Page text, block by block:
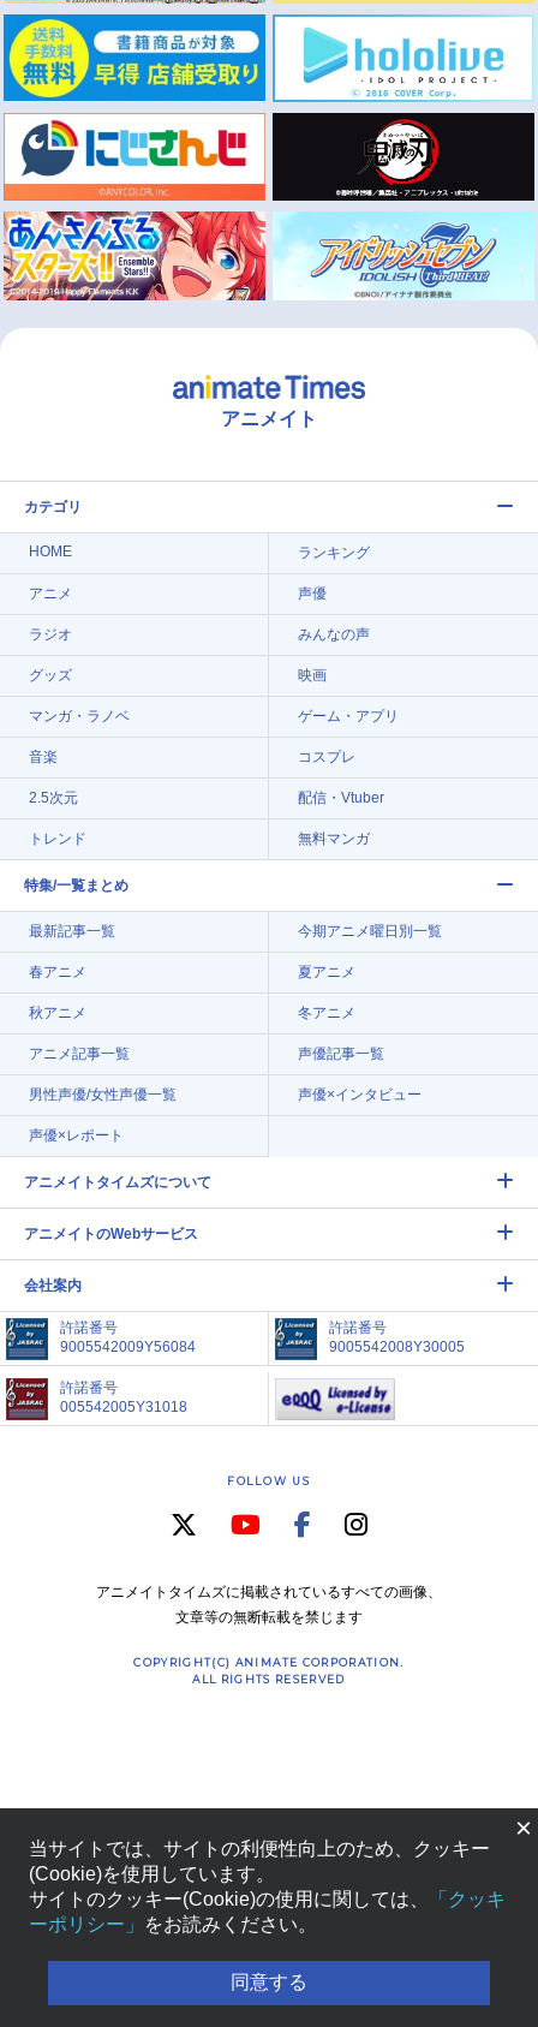
アニメイト
カテゴリ
HOME ランキング
アニメ 声優
ラジオ みんなの声
グッズ 映画
マンガ・ラノベ ゲーム・アプリ
音楽 コスプレ
2.5次元 配信・Vtuber
トレンド 無料マンガ
特集/一覧まとめ
最新記事一覧 今期アニメ曜日別一覧
春アニメ 夏アニメ
秋アニメ 冬アニメ
アニメ記事一覧 声優記事一覧
男性声優/女性声優一覧 声優×インタビュー
声優×レポート
アニメイトタイムズについて
アニメイトのWebサービス
会社案内
許諾番号
9005542009Y56084
許諾番号
9005542008Y30005
許諾番号
005542005Y31018
FOLLOW US
アニメイトタイムズに掲載されているすべての画像、
文章等の無断転載を禁じます
COPYRIGHT(C) ANIMATE CORPORATION.
ALL RIGHTS RESERVED
×
当サイトでは、サイトの利便性向上のため、クッキー
(Cookie)を使用しています。
サイトのクッキー(Cookie)の使用に関しては、
「クッキ
ーポリシー」
をお読みください。
同意する